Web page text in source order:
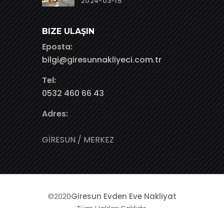
BIZE ULAŞIN
Eposta:
bilgi@giresunnakliyeci.com.tr
Tel:
0532 460 66 43
Adres:
GİRESUN / MERKEZ
©2020Giresun Evden Eve Nakliyat